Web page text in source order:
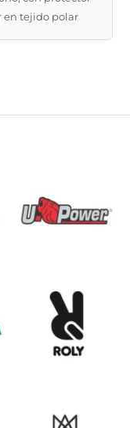
en tejido polar